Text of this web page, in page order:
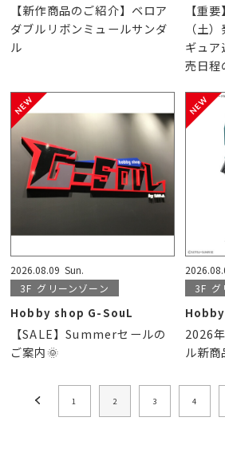
【新作商品のご紹介】ベロア
ダブルリボンミュールサンダ
ル
【重
（土
ギュ
売日程
2026.08.09 Sun.
3F グリーンゾーン
Hobby shop G-SouL
【SALE】Summerセールの
ご案内🌞
3F グ
2026
ル新
1 2 3 4